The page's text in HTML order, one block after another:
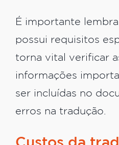
É importante
possui requisitos
torna vital verificar
informações
ser incluídas no
erros na tradução.